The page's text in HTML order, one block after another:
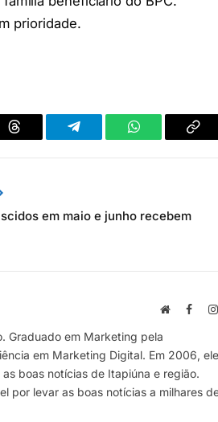
prioridade.
Threads Telegram WhatsApp
em maio e junho recebem
Site
Graduado em Marketing pela
em Marketing Digital. Em 2006, ele
boas notícias de Itapiúna e região.
por levar as boas notícias a milhares